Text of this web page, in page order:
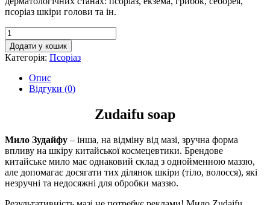
псоріаз шкіри голови та ін.
Мило
Зудайфу
(себорея,
екзема,
псоріаз)
кількість
Додати у кошик
Категорія: Псоріаз
Опис
Відгуки (0)
Zudaifu soap
Мило Зудайфу – інша, на відміну від мазі, зручна форма
впливу на шкіру китайської космецевтики. Брендове
китайське мило має однаковий склад з однойменною маззю,
але допомагає досягати тих ділянок шкіри (тіло, волосся), які
незручні та недосяжні для обробки маззю.